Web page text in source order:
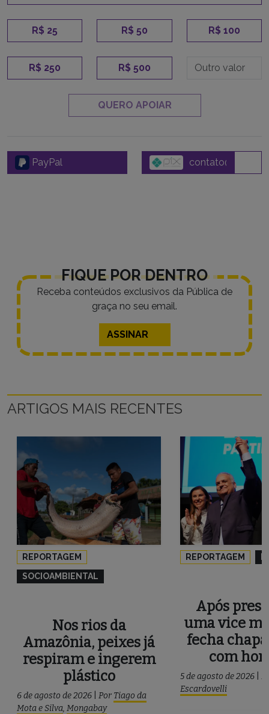
R$ 25 R$ 50 R$ 100
R$ 250 R$ 500
QUERO APOIAR
PayPal
FIQUE POR DENTRO
Receba conteúdos exclusivos da Pública de
graça no seu email.
ASSINAR
ARTIGOS MAIS RECENTES
REPORTAGEM
SOCIOAMBIENTAL
Nos rios da
Amazônia, peixes já
respiram e ingerem
plástico
6 de agosto de 2026 Por Tiago da
Mota e Silva, Mongabay
REPORTAGEM
Após
uma vice
fecha
com
5 de agosto de 2026
Escardovelli